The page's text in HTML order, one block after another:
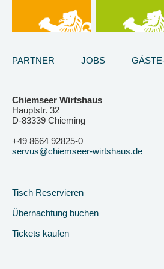
PARTNER JOBS
Chiemseer Wirtshaus
Hauptstr. 32
D-83339 Chieming
+49 8664 92825-0
servus@chiemseer-wirtshaus.de
Tisch Reservieren
Übernachtung buchen
Tickets kaufen